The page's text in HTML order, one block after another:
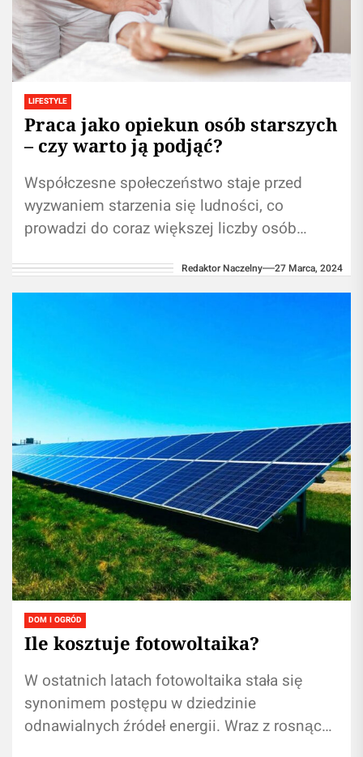
LIFESTYLE
Praca jako opiekun osób starszych
– czy warto ją podjąć?
Współczesne społeczeństwo staje przed
wyzwaniem starzenia się ludności, co
prowadzi do coraz większej liczby osób
Praca jako opiekun osób starszych...
Redaktor Naczelny 27 Marca, 2024
DOM I OGRÓD
Ile kosztuje fotowoltaika?
W ostatnich latach fotowoltaika stała się
synonimem postępu w dziedzinie
odnawialnych źródeł energii. Wraz z rosnącą